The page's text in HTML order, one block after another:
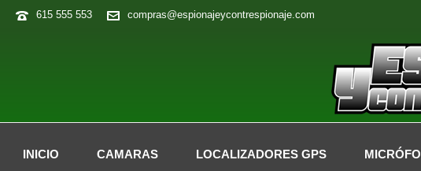
615 555 553 compras@espionajeycontrespionaje.com
INICIO CAMARAS LOCALIZADORES GPS